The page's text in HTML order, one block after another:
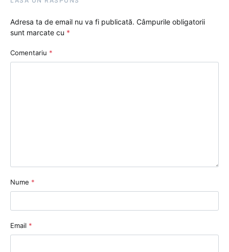
Adresa ta de email nu va fi publicată. Câmpurile obligatorii
sunt marcate cu *
Comentariu *
Nume *
Email *